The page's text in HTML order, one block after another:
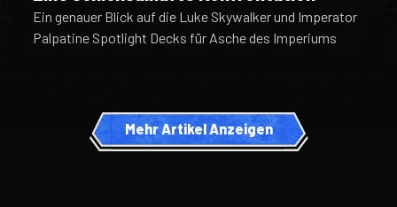
Ein genauer Blick auf die Luke Skywalker und Imperator
Palpatine Spotlight Decks für Asche des Imperiums
Mehr Artikel Anzeigen